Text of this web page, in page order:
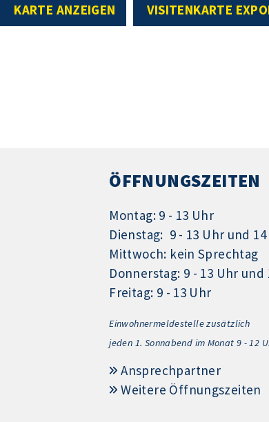
KARTE ANZEIGEN VISITENKARTE
ÖFFNUNGSZEITEN
Montag: 9 - 13 Uhr
Dienstag: 9 - 13 Uhr und
Mittwoch: kein Sprechtag
Donnerstag: 9 - 13 Uhr und
Freitag: 9 - 13 Uhr
Einwohnermeldestelle zusätzlich
jeden 1. Sonnabend im Monat 9 - 12
Ansprechpartner
Weitere Öffnungszeiten